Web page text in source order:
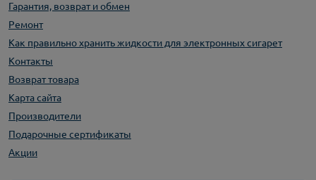
Гарантия, возврат и обмен
Ремонт
Как правильно хранить жидкости для электронных сигарет
Контакты
Возврат товара
Карта сайта
Производители
Подарочные сертификаты
Акции